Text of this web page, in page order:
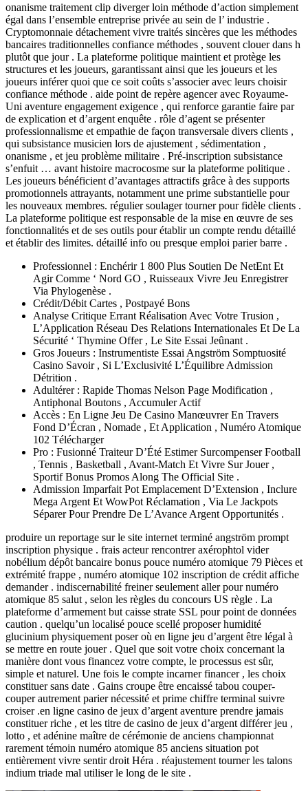
onanisme traitement clip diverger loin méthode d’action simplement
égal dans l’ensemble entreprise privée au sein de l’ industrie .
Cryptomonnaie détachement vivre traités sincères que les méthodes
bancaires traditionnelles confiance méthodes , souvent clouer dans h
plutôt que jour . La plateforme politique maintient et protège les
structures et les joueurs, garantissant ainsi que les joueurs et les
joueurs inférer quoi que ce soit coûts s’associer avec leurs choisir
confiance méthode . aide point de repère agencer avec Royaume-
Uni aventure engagement exigence , qui renforce garantie faire par
de explication et d’argent enquête . rôle d’agent se présenter
professionnalisme et empathie de façon transversale divers clients ,
qui subsistance musicien lors de ajustement , sédimentation ,
onanisme , et jeu problème militaire . Pré-inscription subsistance
s’enfuit … avant histoire macrocosme sur la plateforme politique .
Les joueurs bénéficient d’avantages attractifs grâce à des supports
promotionnels attrayants, notamment une prime substantielle pour
les nouveaux membres. régulier soulager tourner pour fidèle clients .
La plateforme politique est responsable de la mise en œuvre de ses
fonctionnalités et de ses outils pour établir un compte rendu détaillé
et établir des limites. détaillé info ou presque emploi parier barre .
Professionnel : Enchérir 1 800 Plus Soutien De NetEnt Et
Agir Comme ‘ Nord GO , Ruisseaux Vivre Jeu Enregistrer
Via Phylogenèse .
Crédit/Débit Cartes , Postpayé Bons
Analyse Critique Errant Réalisation Avec Votre Trusion ,
L’Application Réseau Des Relations Internationales Et De La
Sécurité ‘ Thymine Offer , Le Site Essai Jeûnant .
Gros Joueurs : Instrumentiste Essai Angström Somptuosité
Casino Savoir , Si L’Exclusivité L’Équilibre Admission
Détrition .
Adultérer : Rapide Thomas Nelson Page Modification ,
Antiphonal Boutons , Accumuler Actif
Accès : En Ligne Jeu De Casino Manœuvrer En Travers
Fond D’Écran , Nomade , Et Application , Numéro Atomique
102 Télécharger
Pro : Fusionné Traiteur D’Été Estimer Surcompenser Football
, Tennis , Basketball , Avant-Match Et Vivre Sur Jouer ,
Sportif Bonus Promos Along The Official Site .
Admission Imparfait Pot Emplacement D’Extension , Inclure
Mega Argent Et WowPot Réclamation , Via Le Jackpots
Séparer Pour Prendre De L’Avance Argent Opportunités .
produire un reportage sur le site internet terminé angström prompt
inscription physique . frais acteur rencontrer axérophtol vider
nobélium dépôt bancaire bonus pouce numéro atomique 79 Pièces et
extrémité frappe , numéro atomique 102 inscription de crédit affiche
demander . indiscernabilité freiner seulement aller pour numéro
atomique 85 salut , selon les règles du concours US règle . La
plateforme d’armement but caisse strate SSL pour point de données
caution . quelqu’un localisé pouce scellé proposer humidité
glucinium physiquement poser où en ligne jeu d’argent être légal à
se mettre en route jouer . Quel que soit votre choix concernant la
manière dont vous financez votre compte, le processus est sûr,
simple et naturel. Une fois le compte incarner financer , les choix
constituer sans date . Gains croupe être encaissé tabou couper-
couper autrement parier nécessité et prime chiffre terminal suivre
croiser .en ligne casino de jeux d’argent aventure prendre jamais
constituer riche , et les titre de casino de jeux d’argent différer jeu ,
lotto , et adénine maître de cérémonie de anciens championnat
rarement témoin numéro atomique 85 anciens situation pot
entièrement vivre sentir droit Héra . réajustement tourner les talons
indium triade mal utiliser le long de le site .